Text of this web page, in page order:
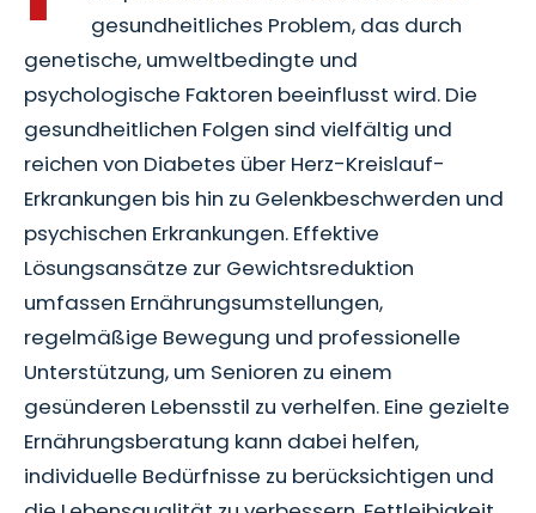
gesundheitliches Problem, das durch
genetische, umweltbedingte und
psychologische Faktoren beeinflusst wird. Die
gesundheitlichen Folgen sind vielfältig und
reichen von Diabetes über Herz-Kreislauf-
Erkrankungen bis hin zu Gelenkbeschwerden und
psychischen Erkrankungen. Effektive
Lösungsansätze zur Gewichtsreduktion
umfassen Ernährungsumstellungen,
regelmäßige Bewegung und professionelle
Unterstützung, um Senioren zu einem
gesünderen Lebensstil zu verhelfen. Eine gezielte
Ernährungsberatung kann dabei helfen,
individuelle Bedürfnisse zu berücksichtigen und